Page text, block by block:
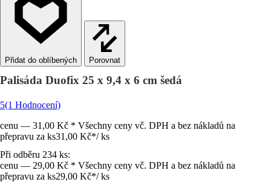
Porovnat
Palisáda Duofix 25 x 9,4 x 6 cm šedá
5(1 Hodnocení)
cenu — 31,00 Kč * Všechny ceny vč. DPH a bez nákladů na
přepravu za ks31,00 Kč*/ ks
Při odběru 234 ks:
cenu — 29,00 Kč * Všechny ceny vč. DPH a bez nákladů na
přepravu za ks29,00 Kč*/ ks